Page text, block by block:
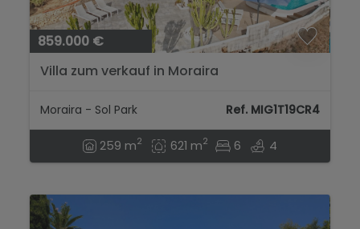
859.000 €
Villa zum verkauf in Moraira
Moraira - Sol Park Ref. MIG1T19CR4
259 m2 621 m2 6 4